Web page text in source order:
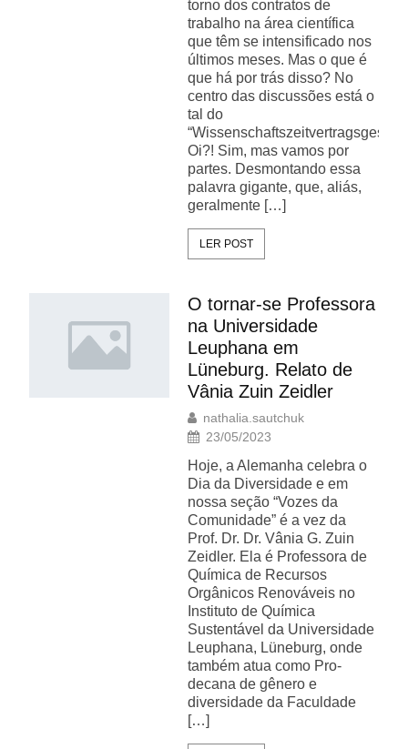
torno dos contratos de
trabalho na área científica
que têm se intensificado nos
últimos meses. Mas o que é
que há por trás disso? No
centro das discussões está o
tal do
Oi?! Sim, mas vamos por
partes. Desmontando essa
palavra gigante, que, aliás,
geralmente […]
LER POST
O tornar-se Professora
na Universidade
Leuphana em
Lüneburg. Relato de
Vânia Zuin Zeidler
nathalia.sautchuk
23/05/2023
Hoje, a Alemanha celebra o
Dia da Diversidade e em
nossa seção “Vozes da
Comunidade” é a vez da
Prof. Dr. Dr. Vânia G. Zuin
Zeidler. Ela é Professora de
Química de Recursos
Orgânicos Renováveis no
Instituto de Química
Sustentável da Universidade
Leuphana, Lüneburg, onde
também atua como Pro-
decana de gênero e
diversidade da Faculdade
[…]